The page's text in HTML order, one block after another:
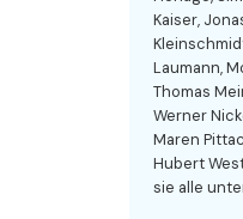
Kaiser,
Laumann,
Thomas
Werner
Maren
Hubert
sie alle